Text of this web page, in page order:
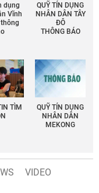
dụng
Vĩnh
QUỸ TÍN DỤNG
NHÂN DÂN TÂY
ĐÔ
THÔNG BÁO
TÌM
QUỸ TÍN DỤNG
NHÂN DÂN
MEKONG
VIDEO